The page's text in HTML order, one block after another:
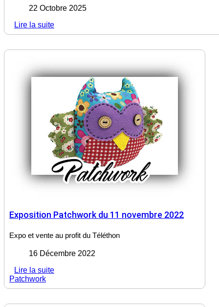
22 Octobre 2025
Lire la suite
Exposition Patchwork du 11 novembre 2022
Expo et vente au profit du Téléthon
16 Décembre 2022
Lire la suite
Patchwork